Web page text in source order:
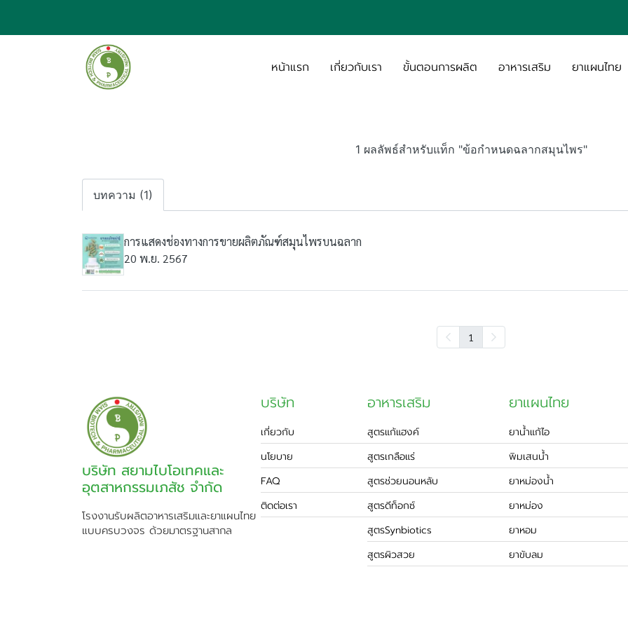
หน้าแรก เกี่ยวกับเรา ขั้นตอนการผลิต อาหารเสริม ยาแผนไทย
1 ผลลัพธ์สำหรับแท็ก "ข้อกำหนดฉลากสมุนไพร"
บทความ (1)
การแสดงช่องทางการขายผลิตภัณฑ์สมุนไพรบนฉลาก
20 พ.ย. 2567
1
บริษัท สยามไบโอเทคและ
อุตสาหกรรมเภสัช จำกัด
โรงงานรับผลิตอาหารเสริมและยาแผนไทย
แบบครบวงจร ด้วยมาตรฐานสากล
บริษัท
เกี่ยวกับ
นโยบาย
FAQ
ติดต่อเรา
อาหารเสริม
สูตรแก้แฮงค์
สูตรเกลือแร่
สูตรช่วยนอนหลับ
สูตรดีท็อกซ์
สูตรSynbiotics
สูตรผิวสวย
ยาแผนไทย
ยาน้ำแก้ไอ
พิมเสนน้ำ
ยาหม่องน้ำ
ยาหม่อง
ยาหอม
ยาขับลม